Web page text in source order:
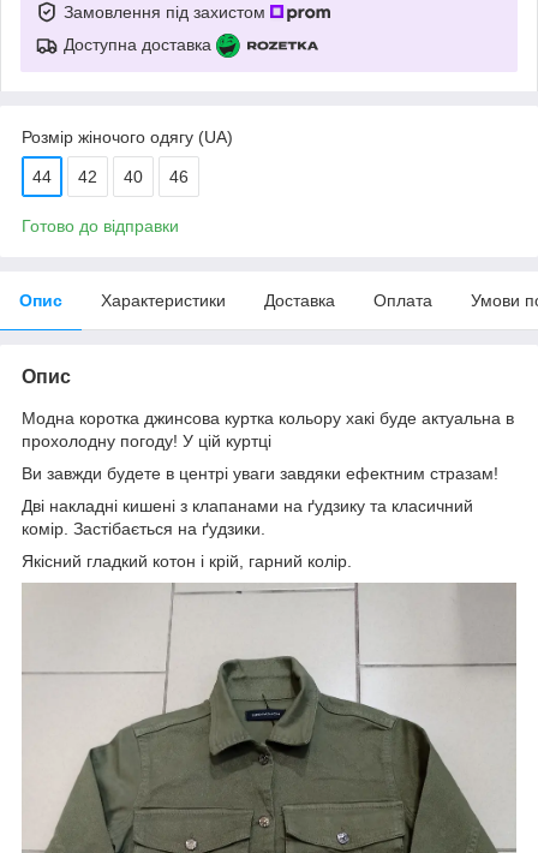
Замовлення під захистом
Доступна доставка
Розмір жіночого одягу (UA)
44 42 40 46
Готово до відправки
Опис Характеристики Доставка Оплата Умови
Опис
Модна коротка джинсова куртка кольору хакі буде актуальна в
прохолодну погоду! У цій куртці
Ви завжди будете в центрі уваги завдяки ефектним стразам!
Дві накладні кишені з клапанами на ґудзику та класичний
комір. Застібається на ґудзики.
Якісний гладкий котон і крій, гарний колір.